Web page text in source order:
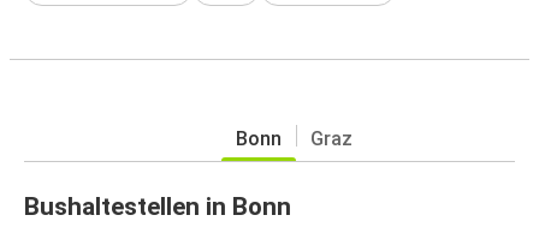
Bonn Graz
Bushaltestellen in Bonn